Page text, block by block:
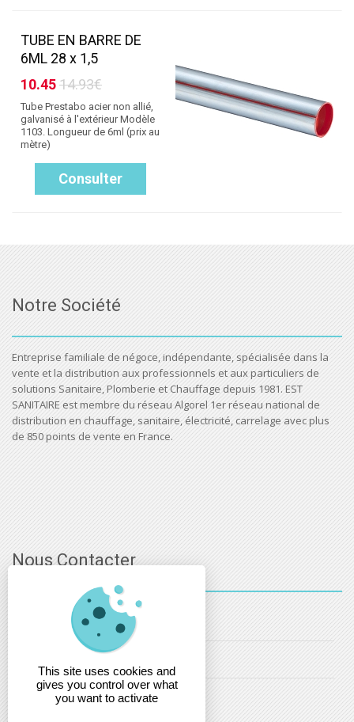
TUBE EN BARRE DE
6ML 28 x 1,5
10.4514.93€
Tube Prestabo acier non allié,
galvanisé à l'extérieur Modèle
1103. Longueur de 6ml (prix au
mètre)
Consulter
Notre Société
Entreprise familiale de négoce, indépendante, spécialisée dans la
vente et la distribution aux professionnels et aux particuliers de
solutions Sanitaire, Plomberie et Chauffage depuis 1981. EST
SANITAIRE est membre du réseau Algorel 1er réseau national de
distribution en chauffage, sanitaire, électricité, carrelage avec plus
de 850 points de vente en France.
Nous Contacter
03 - 88 - 32 - 86 - 52
christophe.maring@estsanitaire.fr
This site uses cookies and
gives you control over what
you want to activate